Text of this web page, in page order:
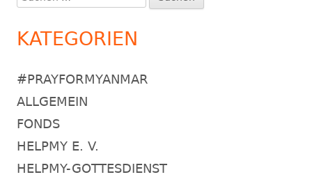
nach:
KATEGORIEN
#PRAYFORMYANMAR
ALLGEMEIN
FONDS
HELPMY E. V.
HELPMY-GOTTESDIENST